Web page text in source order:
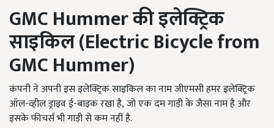
GMC Hummerकी इलेक्ट्रिक
साइकिल(Electric Bicycle from
GMC Hummer)
कंपनी ने अपनी इस इलेक्ट्रिक साइकिल का नाम जीएमसी हमर इलेक्ट्रिक
ऑल-व्हील ड्राइव ई-बाइक रखा है, जो एक दम गाड़ी के जैसा नाम है और
इसके फीचर्स भी गाड़ी से कम नहीं है.